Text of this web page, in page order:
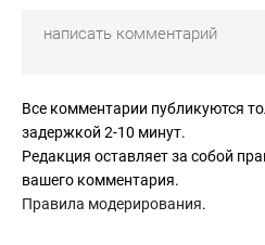
Все комментарии публикуются
задержкой 2-10 минут.
Редакция оставляет за собой
вашего комментария.
Правила модерирования.